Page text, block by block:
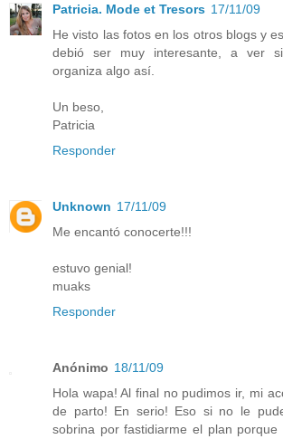
Patricia. Mode et Tresors 17/11/09
He visto las fotos en los otros blogs y
debió ser muy interesante, a ver
organiza algo así.
Un beso,
Patricia
Responder
Unknown 17/11/09
Me encantó conocerte!!!
estuvo genial!
muaks
Responder
Anónimo 18/11/09
Hola wapa! Al final no pudimos ir, mi
de parto! En serio! Eso si no le
sobrina por fastidiarme el plan porque